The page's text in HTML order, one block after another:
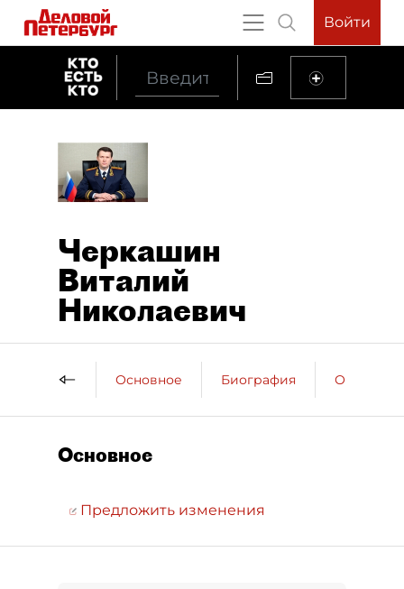
Войти
Черкашин
Виталий
Николаевич
Основное Биография
Основное
Предложить изменения